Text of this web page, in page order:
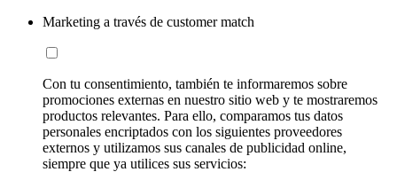
Marketing a través de customer match
Con tu consentimiento, también te informaremos sobre
promociones externas en nuestro sitio web y te mostraremos
productos relevantes. Para ello, comparamos tus datos
personales encriptados con los siguientes proveedores
externos y utilizamos sus canales de publicidad online,
siempre que ya utilices sus servicios: